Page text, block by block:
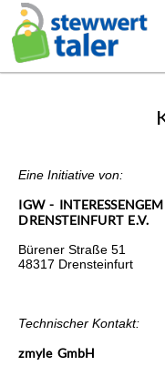
Eine Initiative von:
IGW -
DRENSTEINFURT E.V.
Bürener Straße 51
48317 Drensteinfurt
Technischer Kontakt:
zmyle GmbH